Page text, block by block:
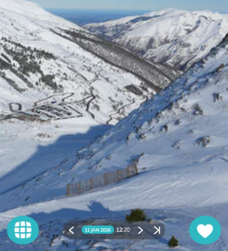
11 JAN 2026 12:20